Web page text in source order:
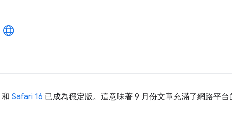
和 Safari 16 已成為穩定版。這意味著 9 月份文章充滿了網路平台